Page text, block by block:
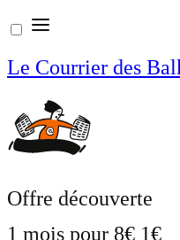
Aller
au
contenu
Le Courrier des
Offre découverte
1 mois pour 8€ 1€